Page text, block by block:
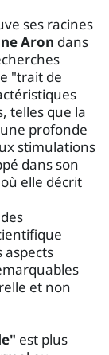
ses racines
Aron dans
"trait de
telles que la
profonde
stimulations
dans son
elle décrit
aspects
et non
est plus